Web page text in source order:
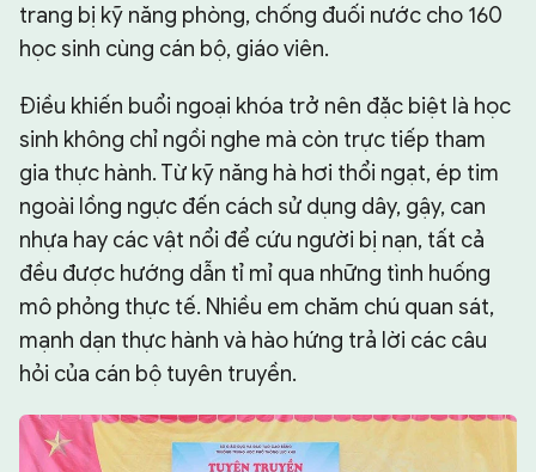
trang bị kỹ năng phòng, chống đuối nước cho 160
học sinh cùng cán bộ, giáo viên.
Điều khiến buổi ngoại khóa trở nên đặc biệt là học
sinh không chỉ ngồi nghe mà còn trực tiếp tham
gia thực hành. Từ kỹ năng hà hơi thổi ngạt, ép tim
ngoài lồng ngực đến cách sử dụng dây, gậy, can
nhựa hay các vật nổi để cứu người bị nạn, tất cả
đều được hướng dẫn tỉ mỉ qua những tình huống
mô phỏng thực tế. Nhiều em chăm chú quan sát,
mạnh dạn thực hành và hào hứng trả lời các câu
hỏi của cán bộ tuyên truyền.